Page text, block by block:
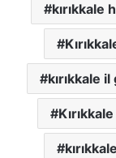
kırıkkale
kırıkkale